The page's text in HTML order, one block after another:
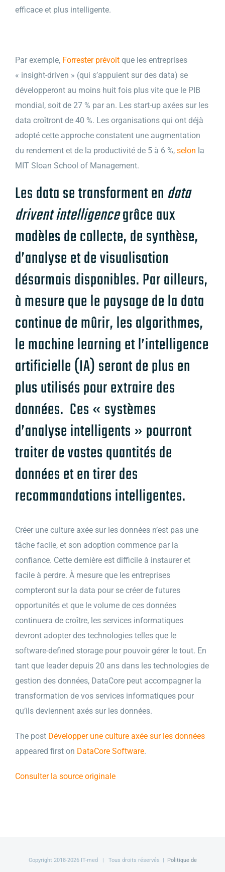
efficace et plus intelligente.
Par exemple, Forrester prévoit que les entreprises
« insight-driven » (qui s’appuient sur des data) se
développeront au moins huit fois plus vite que le PIB
mondial, soit de 27 % par an. Les start-up axées sur les
data croîtront de 40 %. Les organisations qui ont déjà
adopté cette approche constatent une augmentation
du rendement et de la productivité de 5 à 6 %, selon la
MIT Sloan School of Management.
Les data se transforment en data
drivent intelligencegrâce aux
modèles de collecte, de synthèse,
d’analyse et de visualisation
désormais disponibles. Par ailleurs,
à mesure que le paysage de la data
continue de mûrir, les algorithmes,
le machine learning et l’intelligence
artificielle (IA) seront de plus en
plus utilisés pour extraire des
données. Ces « systèmes
d’analyse intelligents » pourront
traiter de vastes quantités de
données et en tirer des
recommandations intelligentes.
Créer une culture axée sur les données n’est pas une
tâche facile, et son adoption commence par la
confiance. Cette dernière est difficile à instaurer et
facile à perdre. À mesure que les entreprises
compteront sur la data pour se créer de futures
opportunités et que le volume de ces données
continuera de croître, les services informatiques
devront adopter des technologies telles que le
software-defined storage pour pouvoir gérer le tout. En
tant que leader depuis 20 ans dans les technologies de
gestion des données, DataCore peut accompagner la
transformation de vos services informatiques pour
qu’ils deviennent axés sur les données.
The post Développer une culture axée sur les données
appeared first on DataCore Software.
Consulter la source originale
Copyright 2018-2026 IT-med | Tous droits réservés | Politique de